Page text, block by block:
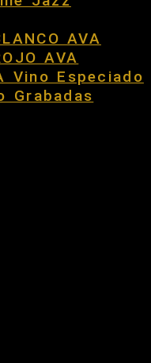
AVA
AVA
Vino Especiado
Grabadas